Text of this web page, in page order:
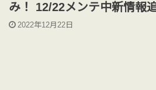
み！ 12/22メンテ中新情報
2022年12月22日